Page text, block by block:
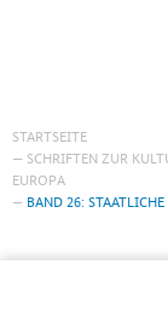
STARTSEITE
SCHRIFTEN ZUR
EUROPA
BAND 26: